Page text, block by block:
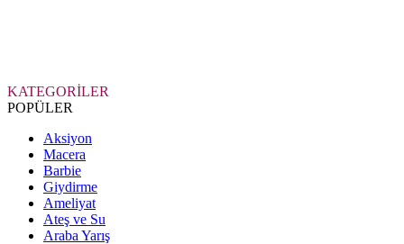
KATEGORİLER
POPÜLER
Aksiyon
Macera
Barbie
Giydirme
Ameliyat
Ateş ve Su
Araba Yarış